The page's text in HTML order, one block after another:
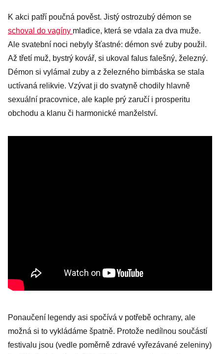
K akci patří poučná pověst. Jistý ostrozubý démon se
schoval do vagíny mladice, která se vdala za dva muže.
Ale svatební noci nebyly šťastné: démon své zuby použil.
Až třetí muž, bystrý kovář, si ukoval falus falešný, železný.
Démon si vylámal zuby a z železného bimbáska se stala
uctívaná relikvie. Vzývat ji do svatyně chodily hlavně
sexuální pracovnice, ale kaple prý zaručí i prosperitu
obchodu a klanu či harmonické manželství.
Ponaučení legendy asi spočívá v potřebě ochrany, ale
možná si to vykládáme špatně. Protože nedílnou součástí
festivalu jsou (vedle poměrně zdravé vyřezávané zeleniny)